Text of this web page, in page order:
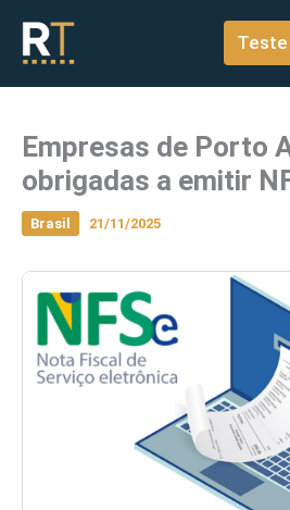
conteúdo
Empresas de Porto
obrigadas a emitir
Brasil 21/11/2025